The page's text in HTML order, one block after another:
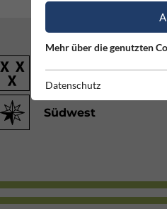
Gut
Südwest
Mehr über die genutzten
Datenschutz